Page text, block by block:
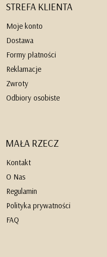
STREFA KLIENTA
Moje konto
Dostawa
Formy płatności
Reklamacje
Zwroty
Odbiory osobiste
MAŁA RZECZ
Kontakt
O Nas
Regulamin
Polityka prywatności
FAQ